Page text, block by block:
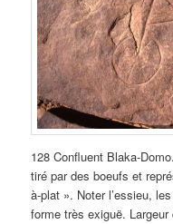
128 Confluent Blaka-
tiré par des boeufs et
à-plat ». Noter l’essieu,
forme très exiguë.